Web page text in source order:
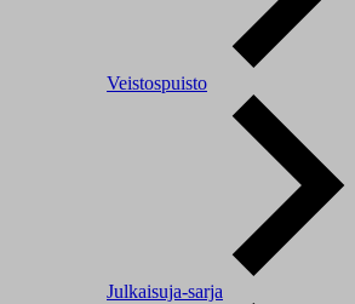
Veistospuisto
Julkaisuja-sarja